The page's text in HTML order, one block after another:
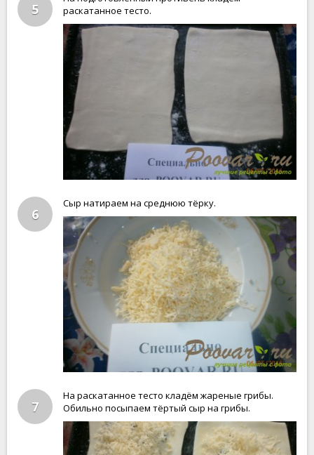
5
раскатанное тесто.
6
Сыр натираем на среднюю тёрку.
7
На раскатанное тесто кладём жареные грибы.
Обильно посыпаем тёртый сыр на грибы.